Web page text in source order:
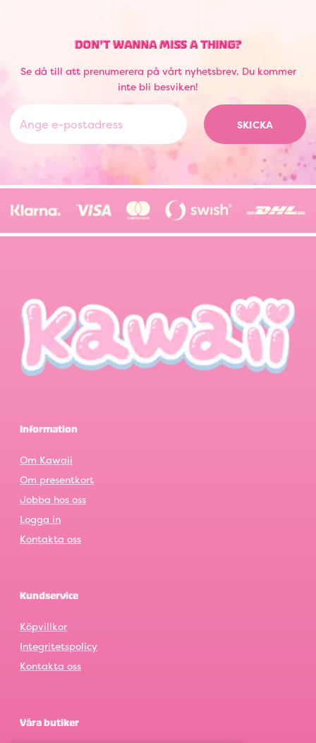
DON'T WANNA MISS A THING?
Se då till att prenumerera på vårt nyhetsbrev. Du kommer
inte bli besviken!
SKICKA
Information
Om Kawaii
Om presentkort
Jobba hos oss
Logga in
Kontakta oss
Kundservice
Köpvillkor
Integritetspolicy
Kontakta oss
Våra butiker